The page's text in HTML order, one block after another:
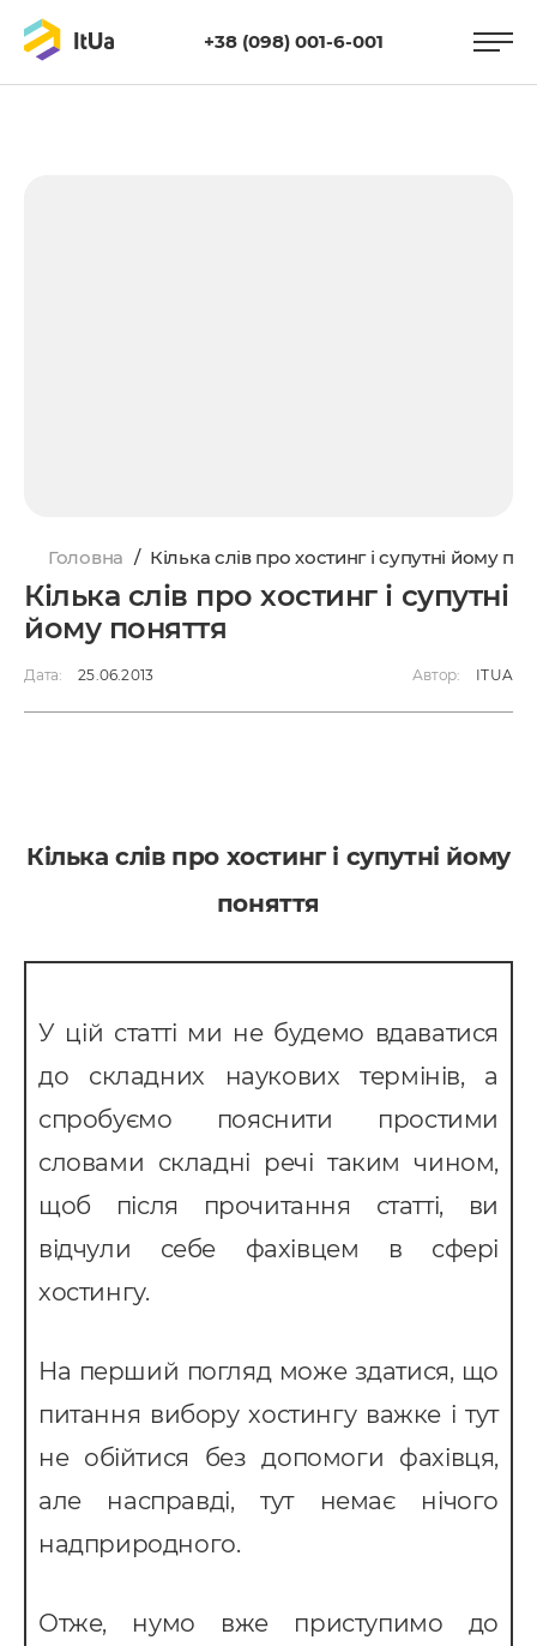
+38 (098) 001-6-001
Головна / Кілька слів про хостинг і супутні йому
Кілька слів про хостинг і супутні
йому поняття
Дата: 25.06.2013 Автор: ITUA
Кілька слів про хостинг і супутні йому
поняття
У цій статті ми не будемо вдаватися
до складних наукових термінів, а
спробуємо пояснити простими
словами складні речі таким чином,
щоб після прочитання статті, ви
відчули себе фахівцем в сфері
хостингу.
На перший погляд може здатися, що
питання вибору хостингу важке і тут
не обійтися без допомоги фахівця,
але насправді, тут немає нічого
надприродного.
Отже, нумо вже приступимо до